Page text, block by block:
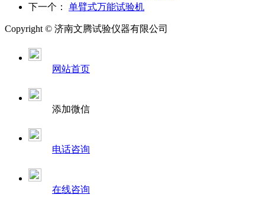
下一个： 单臂式万能试验机
Copyright © 济南文腾试验仪器有限公司
网站首页
添加微信
电话咨询
在线咨询